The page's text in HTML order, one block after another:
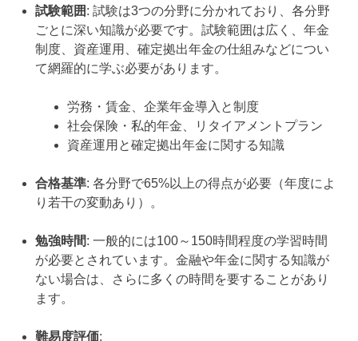
試験範囲: 試験は3つの分野に分かれており、各分野
ごとに深い知識が必要です。試験範囲は広く、年金
制度、資産運用、確定拠出年金の仕組みなどについ
て網羅的に学ぶ必要があります。
労務・賃金、企業年金導入と制度
社会保険・私的年金、リタイアメントプラン
資産運用と確定拠出年金に関する知識
合格基準: 各分野で65%以上の得点が必要（年度によ
り若干の変動あり）。
勉強時間: 一般的には100～150時間程度の学習時間
が必要とされています。金融や年金に関する知識が
ない場合は、さらに多くの時間を要することがあり
ます。
難易度評価: